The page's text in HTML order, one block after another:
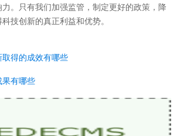
。只有我们加强监管，制定更好的政策，降
技创新的真正利益和优势。
取得的成效有哪些
有哪些